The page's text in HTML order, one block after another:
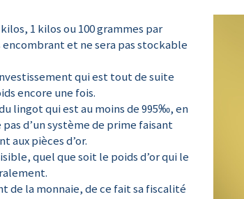
1 kilos ou 100 grammes par
et ne sera pas stockable
qui est tout de suite
encore une fois.
lingot qui est au moins de 995‰, en
d’un système de prime faisant
aux pièces d’or.
quel que soit le poids d’or qui le
de la monnaie, de ce fait sa fiscalité